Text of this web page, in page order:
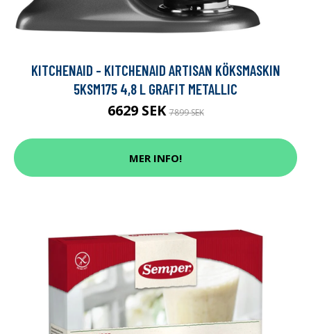
KITCHENAID - KITCHENAID ARTISAN KÖKSMASKIN
5KSM175 4,8 L GRAFIT METALLIC
6629 SEK7899 SEK
MER INFO!